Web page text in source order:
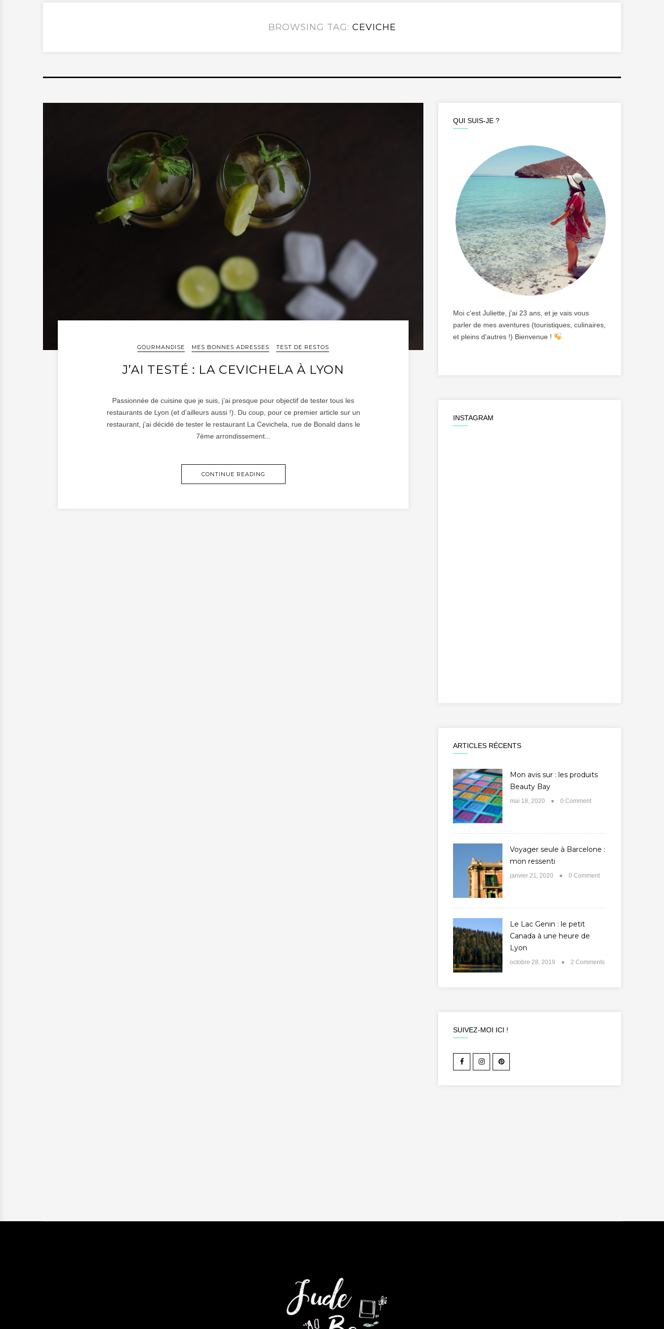
BROWSING TAG: CEVICHE
GOURMANDISE MES BONNES ADRESSES TEST DE RESTOS
J’AI TESTÉ : LA CEVICHELA À LYON
Passionnée de cuisine que je suis, j’ai presque pour objectif de tester tous les
restaurants de Lyon (et d’ailleurs aussi !). Du coup, pour ce premier article sur un
restaurant, j’ai décidé de tester le restaurant La Cevichela, rue de Bonald dans le
7ème arrondissement...
CONTINUE READING
QUI SUIS-JE ?
Moi c'est Juliette, j'ai 23 ans, et je vais vous
parler de mes aventures (touristiques, culinaires,
et pleins d'autres !) Bienvenue !
INSTAGRAM
ARTICLES RÉCENTS
Mon avis sur : les produits
Beauty Bay
mai 18, 2020 0 Comment
Voyager seule à Barcelone :
mon ressenti
janvier 21, 2020 0 Comment
Le Lac Genin : le petit
Canada à une heure de
Lyon
octobre 28, 2019 2 Comments
SUIVEZ-MOI ICI !